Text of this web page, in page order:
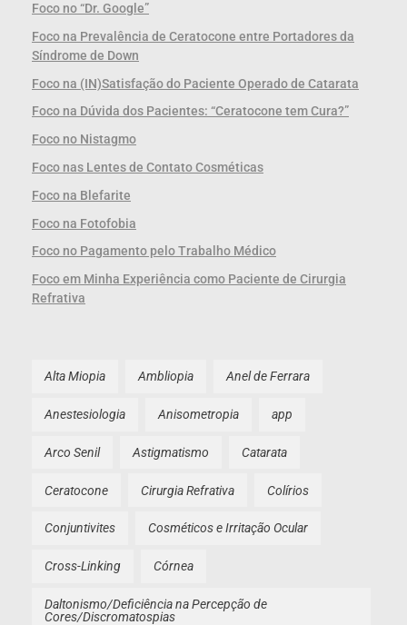
Foco no “Dr. Google”
Foco na Prevalência de Ceratocone entre Portadores da
Síndrome de Down
Foco na (IN)Satisfação do Paciente Operado de Catarata
Foco na Dúvida dos Pacientes: “Ceratocone tem Cura?”
Foco no Nistagmo
Foco nas Lentes de Contato Cosméticas
Foco na Blefarite
Foco na Fotofobia
Foco no Pagamento pelo Trabalho Médico
Foco em Minha Experiência como Paciente de Cirurgia
Refrativa
Alta Miopia Ambliopia Anel de Ferrara
Anestesiologia Anisometropia app
Arco Senil Astigmatismo Catarata
Ceratocone Cirurgia Refrativa Colírios
Conjuntivites Cosméticos e Irritação Ocular
Cross-Linking Córnea
Daltonismo/Deficiência na Percepção de
Cores/Discromatospias